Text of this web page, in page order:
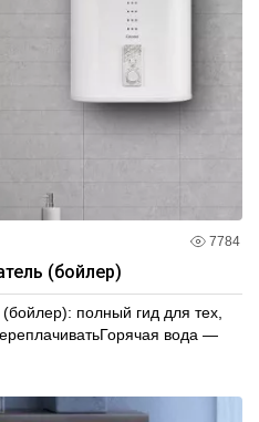
7784
(бойлер)
полный гид для тех,
вода —